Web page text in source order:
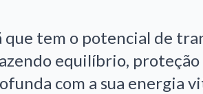
que tem o potencial de
equilíbrio, proteção
com a sua energia